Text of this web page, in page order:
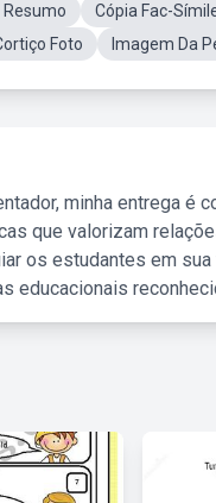
Cópia Fac-
Foto
Imagem Da
minha entrega é
que valorizam
os estudantes em
educacionais